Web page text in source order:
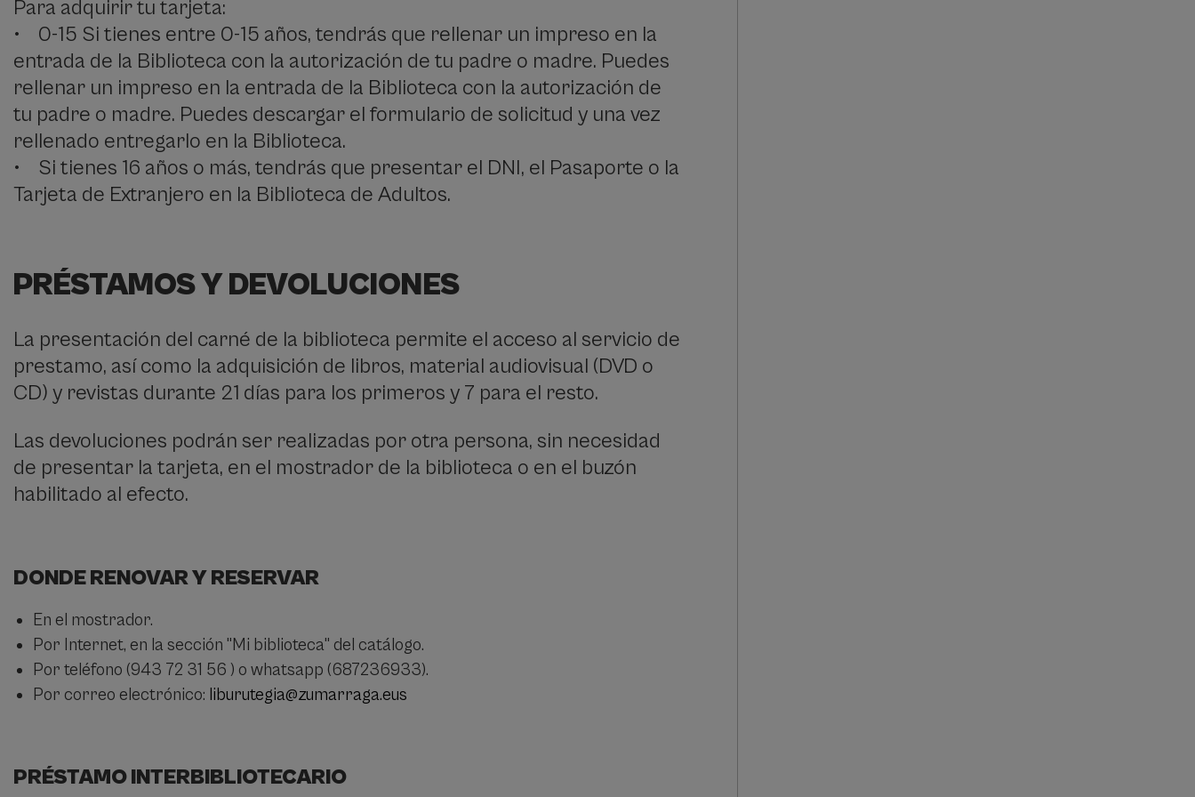
Para adquirir tu tarjeta:
• 0-15 Si tienes entre 0-15 años, tendrás que rellenar un impreso en la
entrada de la Biblioteca con la autorización de tu padre o madre. Puedes
rellenar un impreso en la entrada de la Biblioteca con la autorización de
tu padre o madre. Puedes descargar el formulario de solicitud y una vez
rellenado entregarlo en la Biblioteca.
• Si tienes 16 años o más, tendrás que presentar el DNI, el Pasaporte o la
Tarjeta de Extranjero en la Biblioteca de Adultos.
PRÉSTAMOS Y DEVOLUCIONES
La presentación del carné de la biblioteca permite el acceso al servicio de
prestamo, así como la adquisición de libros, material audiovisual (DVD o
CD) y revistas durante 21 días para los primeros y 7 para el resto.
Las devoluciones podrán ser realizadas por otra persona, sin necesidad
de presentar la tarjeta, en el mostrador de la biblioteca o en el buzón
habilitado al efecto.
DONDE RENOVAR Y RESERVAR
En el mostrador.
Por Internet, en la sección "Mi biblioteca" del catálogo.
Por teléfono (943 72 31 56 ) o whatsapp (687236933).
Por correo electrónico: liburutegia@zumarraga.eus
PRÉSTAMO INTERBIBLIOTECARIO